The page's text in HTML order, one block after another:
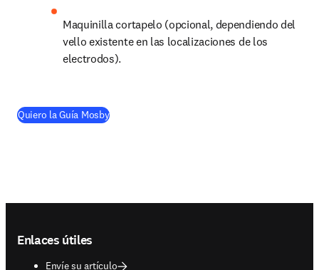
Maquinilla cortapelo (opcional, dependiendo del
vello existente en las localizaciones de los
electrodos).
Quiero la Guía Mosby(
Enlaces útiles
Envíe su artículo